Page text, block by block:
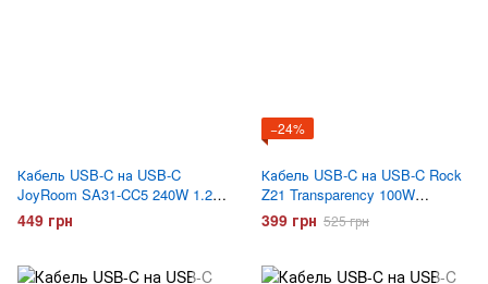
Кабель USB-C на USB-C
JoyRoom SA31-CC5 240W 1.2
метра Черный
449 грн
−24%
Кабель USB-C на USB-C Rock
Z21 Transparency 100W
Черный
399 грн 525 грн